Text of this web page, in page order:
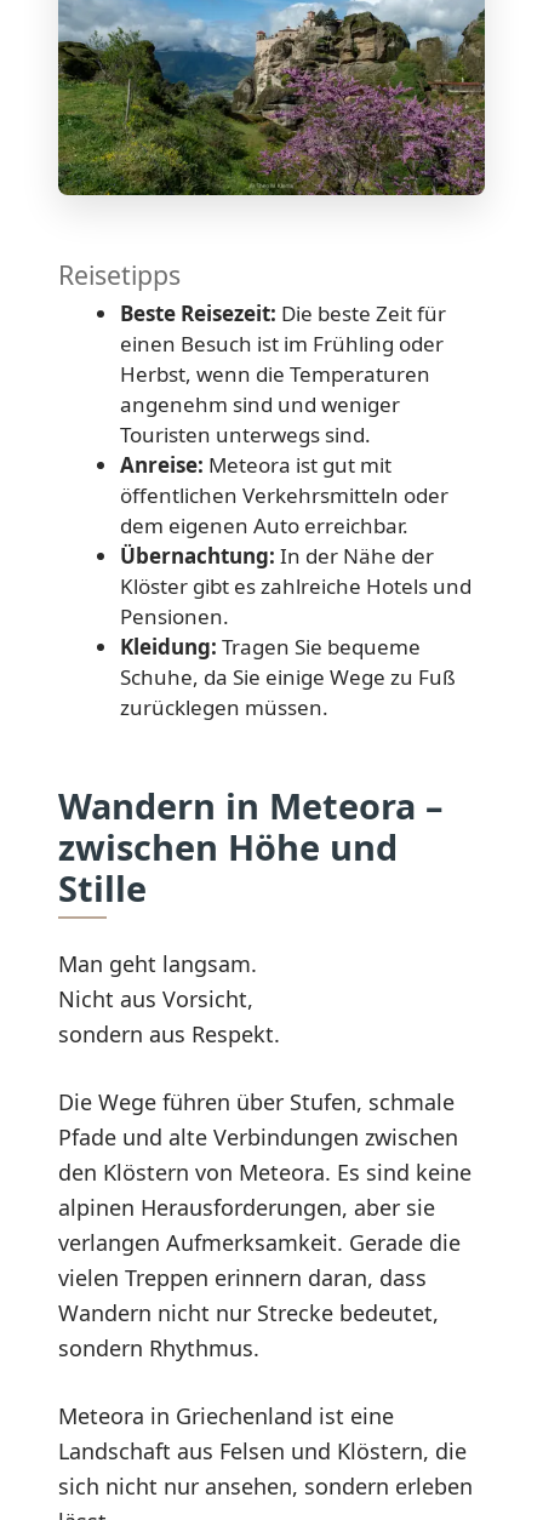
Reisetipps
Beste Reisezeit: Die beste Zeit für
einen Besuch ist im Frühling oder
Herbst, wenn die Temperaturen
angenehm sind und weniger
Touristen unterwegs sind.
Anreise: Meteora ist gut mit
öffentlichen Verkehrsmitteln oder
dem eigenen Auto erreichbar.
Übernachtung: In der Nähe der
Klöster gibt es zahlreiche Hotels und
Pensionen.
Kleidung: Tragen Sie bequeme
Schuhe, da Sie einige Wege zu Fuß
zurücklegen müssen.
Wandern in Meteora –
zwischen Höhe und
Stille
Man geht langsam.
Nicht aus Vorsicht,
sondern aus Respekt.
Die Wege führen über Stufen, schmale
Pfade und alte Verbindungen zwischen
den Klöstern von Meteora. Es sind keine
alpinen Herausforderungen, aber sie
verlangen Aufmerksamkeit. Gerade die
vielen Treppen erinnern daran, dass
Wandern nicht nur Strecke bedeutet,
sondern Rhythmus.
Meteora in Griechenland ist eine
Landschaft aus Felsen und Klöstern, die
sich nicht nur ansehen, sondern erleben